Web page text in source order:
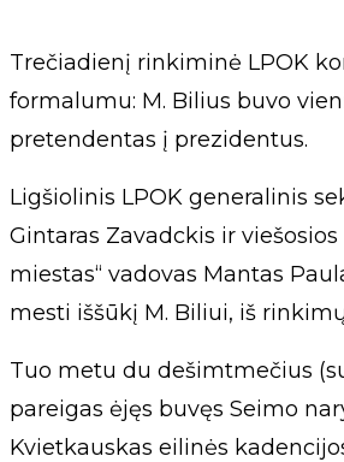
Trečiadienį rinkiminė LPOK
formalumu: M. Bilius buvo
pretendentas į prezidentus.
Ligšiolinis LPOK generalinis
Gintaras Zavadckis ir viešosios
miestas“ vadovas Mantas
mesti iššūkį M. Biliui, iš
Tuo metu du dešimtmečius
pareigas ėjęs buvęs Seimo
Kvietkauskas eilinės